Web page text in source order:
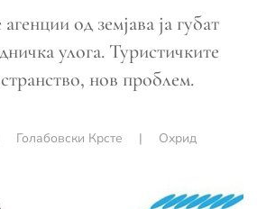
од земјава ја губат
улога. Туристичките
нов проблем.
Голабовски Крсте | Охрид